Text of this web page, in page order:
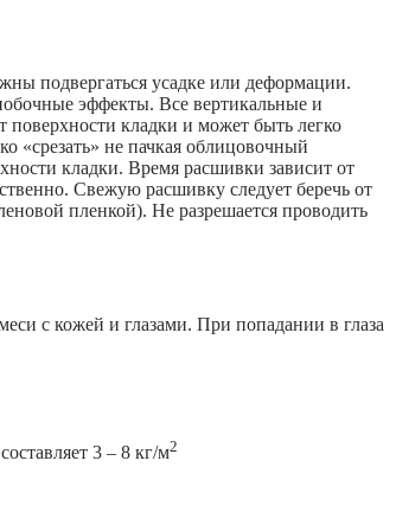
подвергаться усадке или деформации.
эффекты. Все вертикальные и
поверхности кладки и может быть легко
«срезать» не пачкая облицовочный
кладки. Время расшивки зависит от
Свежую расшивку следует беречь от
пленкой). Не разрешается проводить
с кожей и глазами. При попадании в глаза
3 – 8 кг/м2